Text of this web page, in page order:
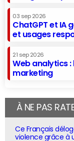
03 sep 2026
ChatGPT et IA
et usages
21 sep 2026
Web analytics
marketing
À NE PAS
Ce Français
violence grâce à